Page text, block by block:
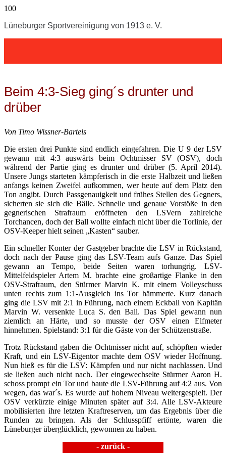
Lüneburger Sportvereinigung von 1913 e. V.
Beim 4:3-Sieg ging´s drunter und
drüber
Von Timo Wissner-Bartels
Die ersten drei Punkte sind endlich eingefahren. Die U 9 der LSV
gewann mit 4:3 auswärts beim Ochtmisser SV (OSV), doch
während der Partie ging es drunter und drüber (5. April 2014).
Unsere Jungs starteten kämpferisch in die erste Halbzeit und ließen
anfangs keinen Zweifel aufkommen, wer heute auf dem Platz den
Ton angibt. Durch Passgenauigkeit und frühes Stellen des Gegners,
sicherten sie sich die Bälle. Schnelle und genaue Vorstöße in den
gegnerischen Strafraum eröffneten den LSVern zahlreiche
Torchancen, doch der Ball wollte einfach nicht über die Torlinie, der
OSV-Keeper hielt seinen „Kasten“ sauber.
Ein schneller Konter der Gastgeber brachte die LSV in Rückstand,
doch nach der Pause ging das LSV-Team aufs Ganze. Das Spiel
gewann an Tempo, beide Seiten waren torhungrig. LSV-
Mittelfeldspieler Artem M. brachte eine großartige Flanke in den
OSV-Strafraum, den Stürmer Marvin K. mit einem Volleyschuss
unten rechts zum 1:1-Ausgleich ins Tor hämmerte. Kurz danach
ging die LSV mit 2:1 in Führung, nach einem Eckball von Kapitän
Marvin W. versenkte Luca S. den Ball. Das Spiel gewann nun
ziemlich an Härte, und so musste der OSV einen Elfmeter
hinnehmen. Spielstand: 3:1 für die Gäste von der Schützenstraße.
Trotz Rückstand gaben die Ochtmisser nicht auf, schöpften wieder
Kraft, und ein LSV-Eigentor machte dem OSV wieder Hoffnung.
Nun hieß es für die LSV: Kämpfen und nur nicht nachlassen. Und
sie ließen auch nicht nach. Der eingewechselte Stürmer Aaron H.
schoss prompt ein Tor und baute die LSV-Führung auf 4:2 aus. Von
wegen, das war´s. Es wurde auf hohem Niveau weitergespielt. Der
OSV verkürzte einige Minuten später auf 3:4. Alle LSV-Akteure
mobilisierten ihre letzten Kraftreserven, um das Ergebnis über die
Runden zu bringen. Als der Schlusspfiff ertönte, waren die
Lüneburger überglücklich, gewonnen zu haben.
- zurück -